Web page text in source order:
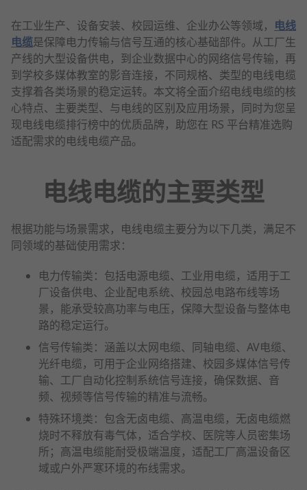
在工业生产、设备安装、校园运维、企业办公等领域， 电线
电缆是保障电力传输与信号互通的核心基础部件。从工厂生
产线的大型设备供电，到企业数据中心的网络信号传输，再
到学校多媒体教室的影音连接，不同规格、类型的电线电缆
支撑着各类场景的稳定运转。本文将全面介绍电线电缆的核
心特点、主要类型、与电线的区别及应用场景，同时为您呈
现电线电缆排行榜中的优质品牌，助您在 RS 平台精准选购
适配需求的电线电缆产品。
电线电缆的主要类型
根据功能与场景需求，电线电缆主要分为以下几类，满足不
同领域的基础使用需求：
电力传输类：包括电源电缆、工业用电缆，适用于工
厂设备供电、企业配电系统、校园总电路布线等场
景，能承受较高功率与电压，保障大型设备与整体电
路的稳定运行。
信号传输类：涵盖以太网电缆、同轴电缆、AV电缆、
光纤电缆，可用于企业网络搭建、校园多媒体信号传
输、工厂自动化控制系统信号连接，确保数据、音
频、视频等信号传输的精准与流畅。
特殊环境类：包含无卤电缆、高温电缆，无卤电缆燃
烧时不释放有毒气体，适合学校、医院等人员密集场
所；高温电缆能耐受极端温度，适配工厂高温设备区
域或户外严寒环境的布线需求。